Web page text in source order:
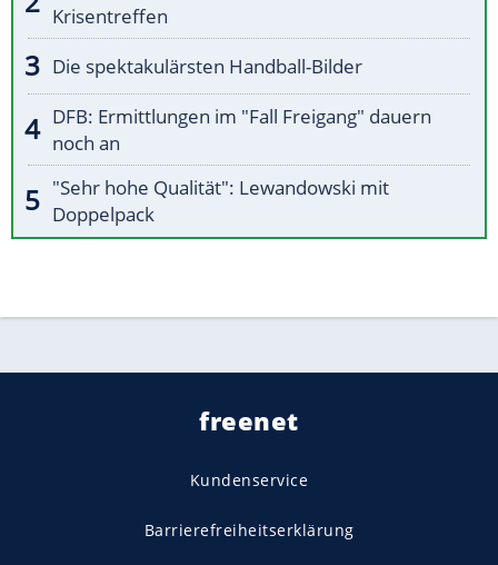
Krisentreffen
Die spektakulärsten Handball-Bilder
DFB: Ermittlungen im "Fall Freigang" dauern
noch an
"Sehr hohe Qualität": Lewandowski mit
Doppelpack
freenet
Kundenservice
Barrierefreiheitserklärung